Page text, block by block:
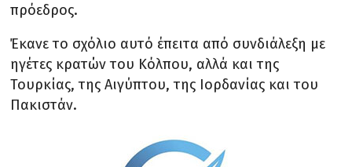
πρόεδρος.
Έκανε το σχόλιο αυτό έπειτα από συνδιάλεξη με
ηγέτες κρατών του Κόλπου, αλλά και της
Τουρκίας, της Αιγύπτου, της Ιορδανίας και του
Πακιστάν.